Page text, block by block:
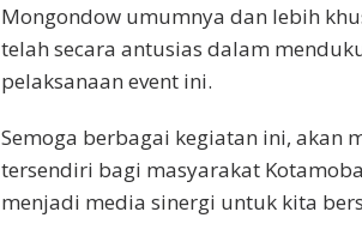
Mongondow umumnya dan lebih
telah secara antusias dalam
pelaksanaan event ini.
Semoga berbagai kegiatan ini, akan
tersendiri bagi masyarakat
menjadi media sinergi untuk kita